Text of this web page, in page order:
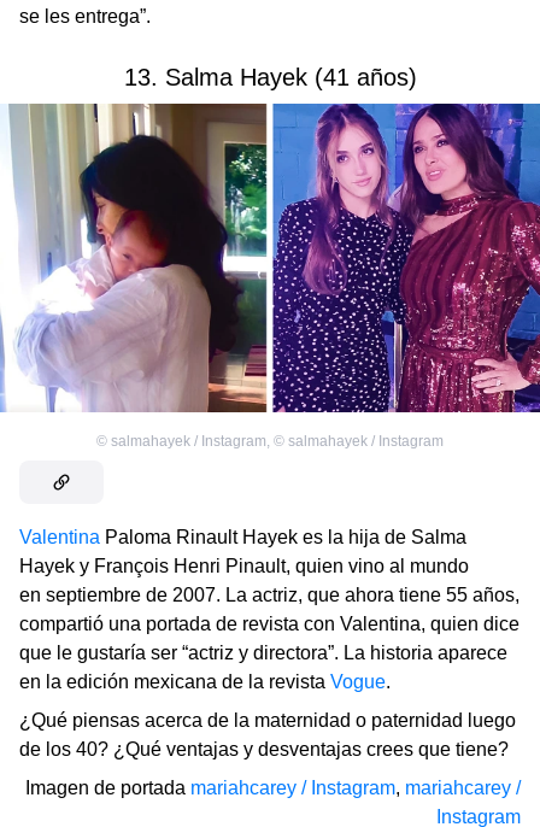
se les entrega”.
13. Salma Hayek (41 años)
© salmahayek / Instagram, © salmahayek / Instagram
Valentina Paloma Rinault Hayek es la hija de Salma
Hayek y François Henri Pinault, quien vino al mundo
en septiembre de 2007. La actriz, que ahora tiene 55 años,
compartió una portada de revista con Valentina, quien dice
que le gustaría ser “actriz y directora”. La historia aparece
en la edición mexicana de la revista Vogue.
¿Qué piensas acerca de la maternidad o paternidad luego
de los 40? ¿Qué ventajas y desventajas crees que tiene?
Imagen de portada mariahcarey / Instagram, mariahcarey /
Instagram